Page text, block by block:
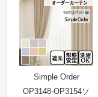
Simple Order
OP3148-OP3154ソ